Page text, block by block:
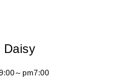
Daisy
～pm7:00